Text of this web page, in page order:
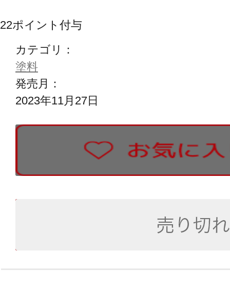
22ポイント付与
カテゴリ：
塗料
発売月：
2023年11月27日